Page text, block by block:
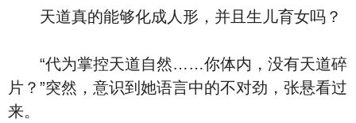
天道真的能够化成人形，并且生儿育女吗？
“代为掌控天道自然……你体内，没有天道碎
片？”突然，意识到她语言中的不对劲，张悬看过
来。